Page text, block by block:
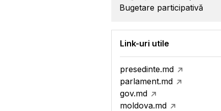
Bugetare participativă
Link-uri utile
presedinte.md
parlament.md
gov.md
moldova.md